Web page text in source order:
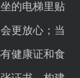
的电梯里贴
更放心；当
健康证和食